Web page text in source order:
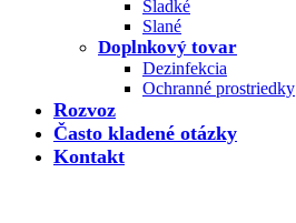
Sladké
Slané
Doplnkový tovar
Dezinfekcia
Ochranné prostriedky
Rozvoz
Často kladené otázky
Kontakt